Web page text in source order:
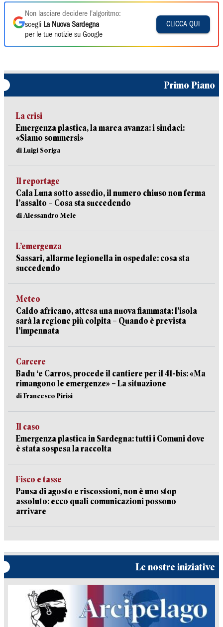
Non lasciare decidere l'algoritmo:
scegli La Nuova Sardegna
per le tue notizie su Google
CLICCA QUI
Primo Piano
La crisi
Emergenza plastica, la marea avanza: i sindaci:
«Siamo sommersi»
di Luigi Soriga
Il reportage
Cala Luna sotto assedio, il numero chiuso non ferma
l’assalto – Cosa sta succedendo
di Alessandro Mele
L’emergenza
Sassari, allarme legionella in ospedale: cosa sta
succedendo
Meteo
Caldo africano, attesa una nuova fiammata: l’isola
sarà la regione più colpita – Quando è prevista
l’impennata
Carcere
Badu ‘e Carros, procede il cantiere per il 41-bis: «Ma
rimangono le emergenze» – La situazione
di Francesco Pirisi
Il caso
Emergenza plastica in Sardegna: tutti i Comuni dove
è stata sospesa la raccolta
Fisco e tasse
Pausa di agosto e riscossioni, non è uno stop
assoluto: ecco quali comunicazioni possono
arrivare
Le nostre iniziative